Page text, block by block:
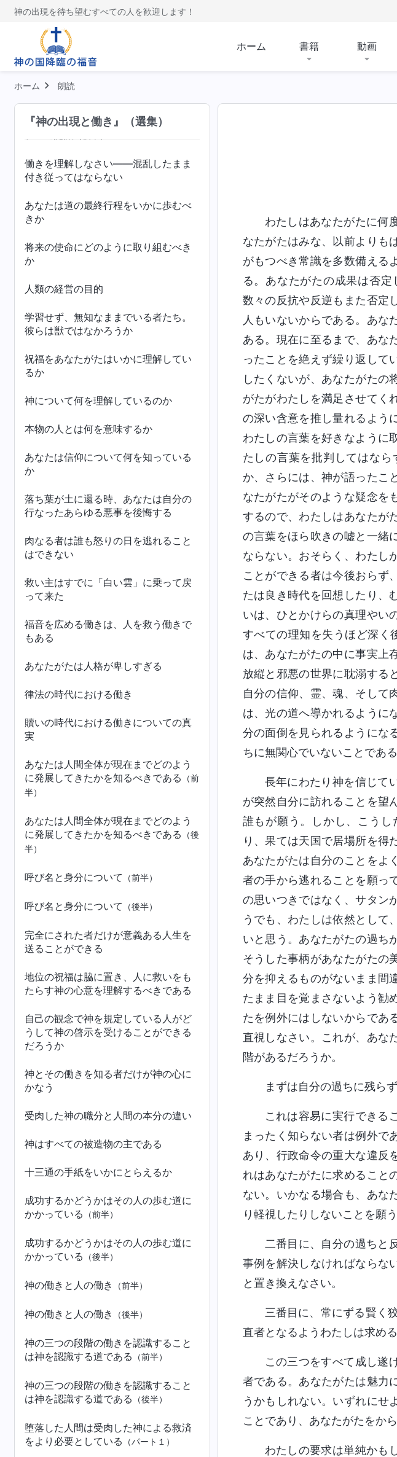
神の出現を待ち望むすべての人を歓迎します！
ホーム 書籍 動画
ホーム 朗読
『神の出現と働き』（選集）
イスラエルの民のように神に仕える
ペテロの経験──刑罰と裁きに関するペ
テロの認識（前半）
ペテロの経験──刑罰と裁きに関するペ
働きを理解しなさい――混乱したまま
付き従ってはならない
あなたは道の最終行程をいかに歩むべ
きか
将来の使命にどのように取り組むべき
か
人類の経営の目的
学習せず、無知なままでいる者たち。
彼らは獣ではなかろうか
祝福をあなたがたはいかに理解してい
るか
神について何を理解しているのか
本物の人とは何を意味するか
あなたは信仰について何を知っている
か
落ち葉が土に還る時、あなたは自分の
行なったあらゆる悪事を後悔する
肉なる者は誰も怒りの日を逃れること
はできない
救い主はすでに「白い雲」に乗って戻
って来た
福音を広める働きは、人を救う働きで
もある
あなたがたは人格が卑しすぎる
律法の時代における働き
贖いの時代における働きについての真
実
あなたは人間全体が現在までどのよう
に発展してきたかを知るべきである
（前
半）
あなたは人間全体が現在までどのよう
に発展してきたかを知るべきである
（後
半）
呼び名と身分について （前半）
呼び名と身分について （後半）
完全にされた者だけが意義ある人生を
送ることができる
地位の祝福は脇に置き、人に救いをも
たらす神の心意を理解するべきである
自己の観念で神を規定している人がど
うして神の啓示を受けることができる
だろうか
神とその働きを知る者だけが神の心に
かなう
受肉した神の職分と人間の本分の違い
神はすべての被造物の主である
十三通の手紙をいかにとらえるか
成功するかどうかはその人の歩む道に
かかっている
（前半）
成功するかどうかはその人の歩む道に
かかっている
（後半）
神の働きと人の働き （前半）
神の働きと人の働き （後半）
神の三つの段階の働きを認識すること
は神を認識する道である
（前半）
神の三つの段階の働きを認識すること
は神を認識する道である
（後半）
堕落した人間は受肉した神による救済
をより必要としている
（パート１）
わたしはあなたがたに何
なたがたはみな、以前よりも
がもつべき常識を多数備える
る。あなたがたの成果は否
数々の反抗や反逆もまた否定
人もいないからである。あな
ある。現在に至るまで、あな
ったことを絶えず繰り返して
したくないが、あなたがたの
がたがわたしを満足させてく
の深い含意を推し量れるよう
わたしの言葉を好きなように
たしの言葉を批判してはな
か、さらには、神が語ったこ
なたがたがそのような疑念を
するので、わたしはあなたが
の言葉をほら吹きの嘘と一緒
ならない。おそらく、わたし
ことができる者は今後おらず
たは良き時代を回想したり、
いは、ひとかけらの真理やい
すべての理知を失うほど深
は、あなたがたの中に事実上
放縦と邪悪の世界に耽溺する
自分の信仰、霊、魂、そして
は、光の道へ導かれるように
分の面倒を見られるようにな
ちに無関心でいないことである
長年にわたり神を信じて
が突然自分に訪れることを望
誰もが願う。しかし、こう
り、果ては天国で居場所を得
あなたがたは自分のことをよ
者の手から逃れることを願っ
の思いつきではなく、サタン
うでも、わたしは依然として
いと思う。あなたがたの過ち
そうした事柄があなたがたの
分を抑えるものがないまま間
たまま目を覚まさないよう勧
たを例外にはしないからであ
直視しなさい。これが、あな
階があるだろうか。
まずは自分の過ちに残ら
これは容易に実行できる
まったく知らない者は例外で
あり、行政命令の重大な違反
れはあなたがたに求めること
ない。いかなる場合も、あな
り軽視したりしないことを願
二番目に、自分の過ちと
事例を解決しなければならな
と置き換えなさい。
三番目に、常にずる賢く
直者となるようわたしは求め
この三つをすべて成し遂
者である。あなたがたは魅力
うかもしれない。いずれにせ
ことであり、あなたがたをか
わたしの要求は単純かも